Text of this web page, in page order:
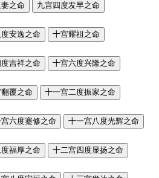
之命 九宫四度发早之命
安逸之命 十宫耀祖之命
吉祥之命 十宫六度兴隆之命
覆之命 十一宫二度振家之命
六度蹇修之命 十一宫八度光辉之命
福厚之命 十二宫四度显扬之命